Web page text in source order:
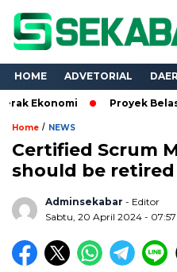
HOME ADVETORIAL
Proyek Belasan Miliar
Home / NEWS
Certified Scrum
should be retired
Adminsekabar - Editor
Sabtu, 20 April 2024 -